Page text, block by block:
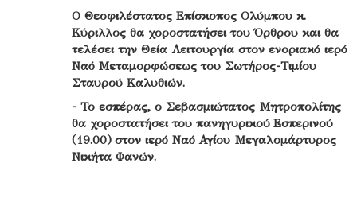
Ο Θεοφιλέστατος Επίσκοπος Ολύμπου κ.
Κύριλλος θα χοροστατήσει του Όρθρου και θα
τελέσει την Θεία Λειτουργία στον ενοριακό ιερό
Ναό Μεταμορφώσεως του Σωτήρος-Τιμίου
Σταυρού Καλυθιών.
- Το εσπέρας, ο Σεβασμιώτατος Μητροπολίτης
θα χοροστατήσει του πανηγυρικού Εσπερινού
(19.00) στον ιερό Ναό Αγίου Μεγαλομάρτυρος
Νικήτα Φανών.